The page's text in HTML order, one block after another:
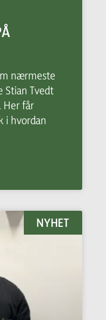
nærmeste
Stian Tvedt
Her får
i hvordan
NYHET